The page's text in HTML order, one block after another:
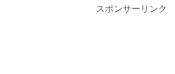
スポンサーリンク